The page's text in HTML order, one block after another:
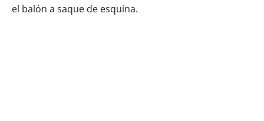
el balón a saque de esquina.